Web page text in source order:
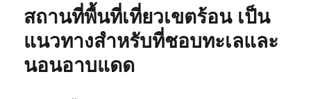
สถานที่พื้นที่เที่ยวเขตร้อน เป็น
แนวทางสำหรับที่ชอบทะเลและ
นอนอาบแดด